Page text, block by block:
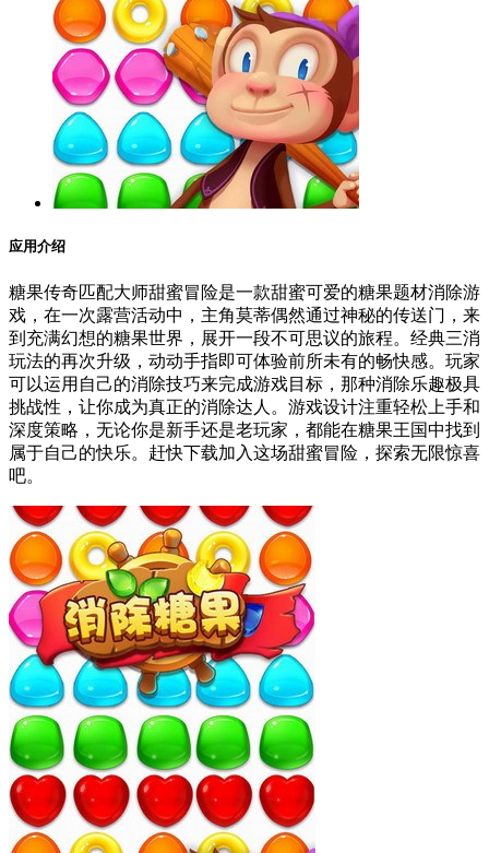
应用介绍
糖果传奇匹配大师甜蜜冒险是一款甜蜜可爱的糖果题材消除游
戏，在一次露营活动中，主角莫蒂偶然通过神秘的传送门，来
到充满幻想的糖果世界，展开一段不可思议的旅程。经典三消
玩法的再次升级，动动手指即可体验前所未有的畅快感。玩家
可以运用自己的消除技巧来完成游戏目标，那种消除乐趣极具
挑战性，让你成为真正的消除达人。游戏设计注重轻松上手和
深度策略，无论你是新手还是老玩家，都能在糖果王国中找到
属于自己的快乐。赶快下载加入这场甜蜜冒险，探索无限惊喜
吧。